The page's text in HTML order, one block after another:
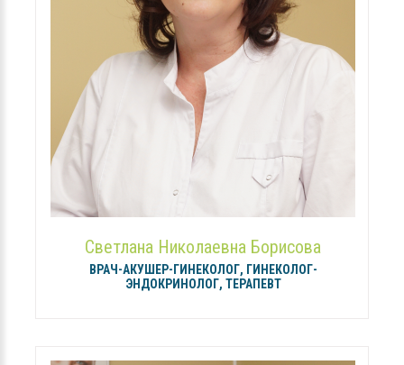
Светлана Николаевна Борисова
ВРАЧ-АКУШЕР-ГИНЕКОЛОГ, ГИНЕКОЛОГ-
ЭНДОКРИНОЛОГ, ТЕРАПЕВТ